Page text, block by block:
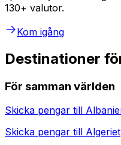
130+ valutor.
Kom igång
Destinationer
För samman världen
Skicka pengar till
Skicka pengar till Algeriet